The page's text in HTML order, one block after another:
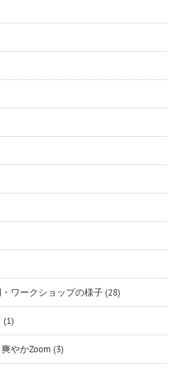
ワークショップの様子 (28)
(1)
やかZoom (3)